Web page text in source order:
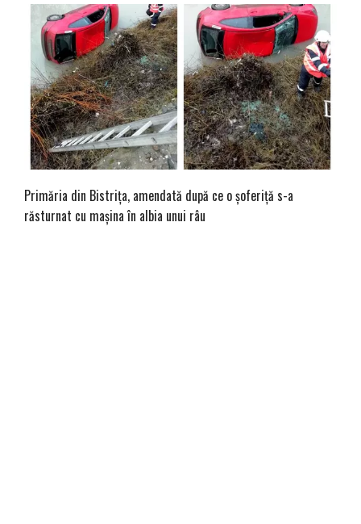
Primăria din Bistrița, amendată după ce o șoferiță s-a
răsturnat cu mașina în albia unui râu